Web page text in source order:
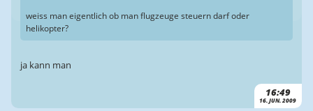
16:49
16. JUN. 2009
weiss man eigentlich ob man flugzeuge steuern darf oder
helikopter?
ja kann man